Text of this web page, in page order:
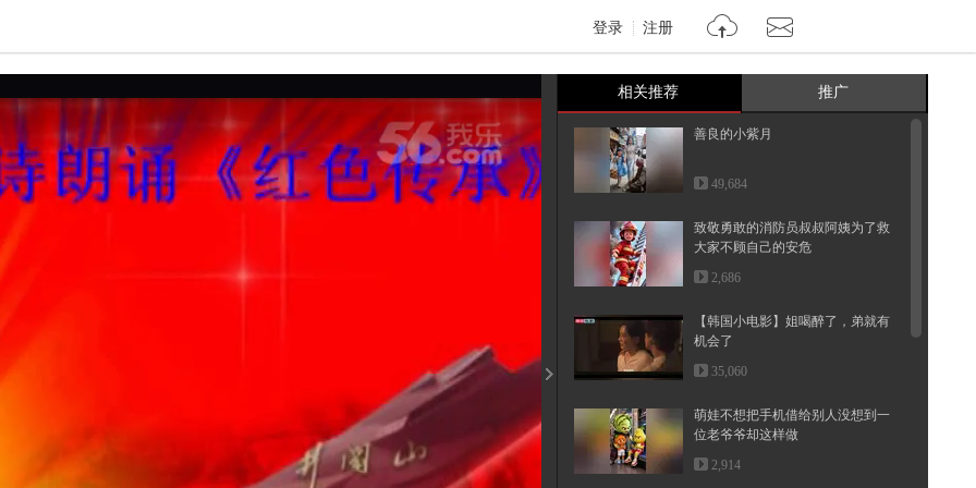
登录 注册
饱和度 100
相关推荐 推广
善良的小紫月
49,684
致敬勇敢的消防员叔叔阿姨为了救
大家不顾自己的安危
2,686
【韩国小电影】姐喝醉了，弟就有
机会了
35,060
萌娃不想把手机借给别人没想到一
位老爷爷却这样做
2,914